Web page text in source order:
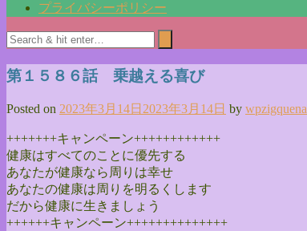
プライバシーポリシー
第１５８６話 乗越える喜び
Posted on 2023年3月14日 2023年3月14日 by wpzigquena
+++++++キャンペーン++++++++++++
健康はすべてのことに優先する
あなたが健康なら周りは幸せ
あなたの健康は周りを明るくします
だから健康に生きましょう
++++++キャンペーン++++++++++++++